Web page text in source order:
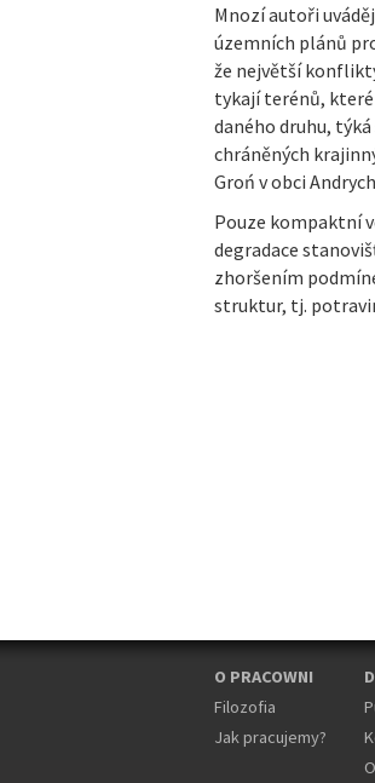
Mnozí autoři
územních plánů
že největší
tykají terénů,
daného druhu,
chráněných
Groń v obci
Pouze kompaktní
degradace
zhoršením
struktur, tj.
O PRACOWNI
Filozofia
Jak pracujemy?